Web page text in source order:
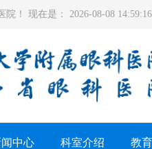
院！ 现在是： 2026-08-08
中心 科室介绍 教